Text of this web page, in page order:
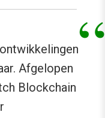
Afgelopen
Blockchain